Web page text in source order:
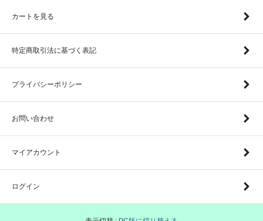
カートを見る
特定商取引法に基づく表記
プライバシーポリシー
お問い合わせ
マイアカウント
ログイン